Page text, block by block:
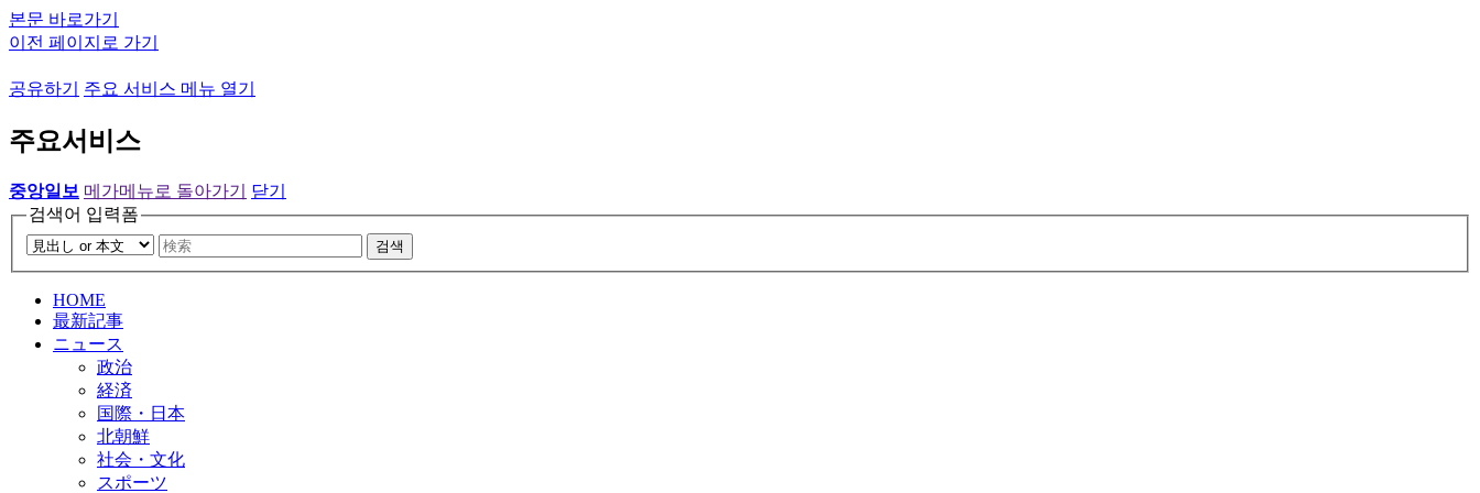
본문 바로가기
이전 페이지로 가기
공유하기 주요 서비스 메뉴 열기
주요서비스
중앙일보 메가메뉴로 돌아가기
닫기
검색어 입력폼
검색
HOME
最新記事
ニュース
政治
経済
国際・日本
北朝鮮
社会・文化
スポーツ